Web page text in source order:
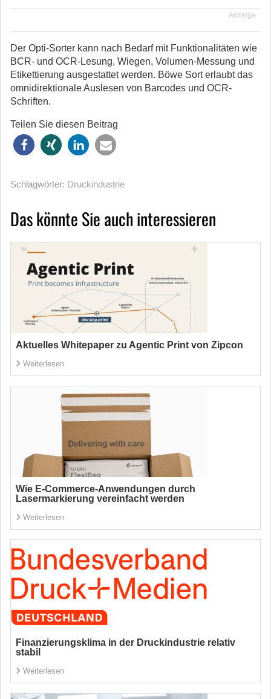
Anzeige
Der Opti-Sorter kann nach Bedarf mit Funktionalitäten wie
BCR- und OCR-Lesung, Wiegen, Volumen-Messung und
Etikettierung ausgestattet werden. Böwe Sort erlaubt das
omnidirektionale Auslesen von Barcodes und OCR-
Schriften.
Teilen Sie diesen Beitrag
Schlagwörter: Druckindustrie
Das könnte Sie auch interessieren
Aktuelles Whitepaper zu Agentic Print von Zipcon
Weiterlesen
Wie E-Commerce-Anwendungen durch
Lasermarkierung vereinfacht werden
Weiterlesen
Finanzierungsklima in der Druckindustrie relativ
stabil
Weiterlesen